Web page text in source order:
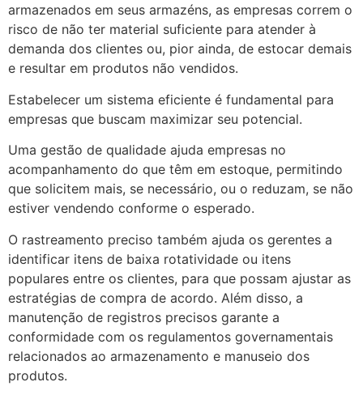
armazenados em seus armazéns, as empresas correm o
risco de não ter material suficiente para atender à
demanda dos clientes ou, pior ainda, de estocar demais
e resultar em produtos não vendidos.
Estabelecer um sistema eficiente é fundamental para
empresas que buscam maximizar seu potencial.
Uma gestão de qualidade ajuda empresas no
acompanhamento do que têm em estoque, permitindo
que solicitem mais, se necessário, ou o reduzam, se não
estiver vendendo conforme o esperado.
O rastreamento preciso também ajuda os gerentes a
identificar itens de baixa rotatividade ou itens
populares entre os clientes, para que possam ajustar as
estratégias de compra de acordo. Além disso, a
manutenção de registros precisos garante a
conformidade com os regulamentos governamentais
relacionados ao armazenamento e manuseio dos
produtos.